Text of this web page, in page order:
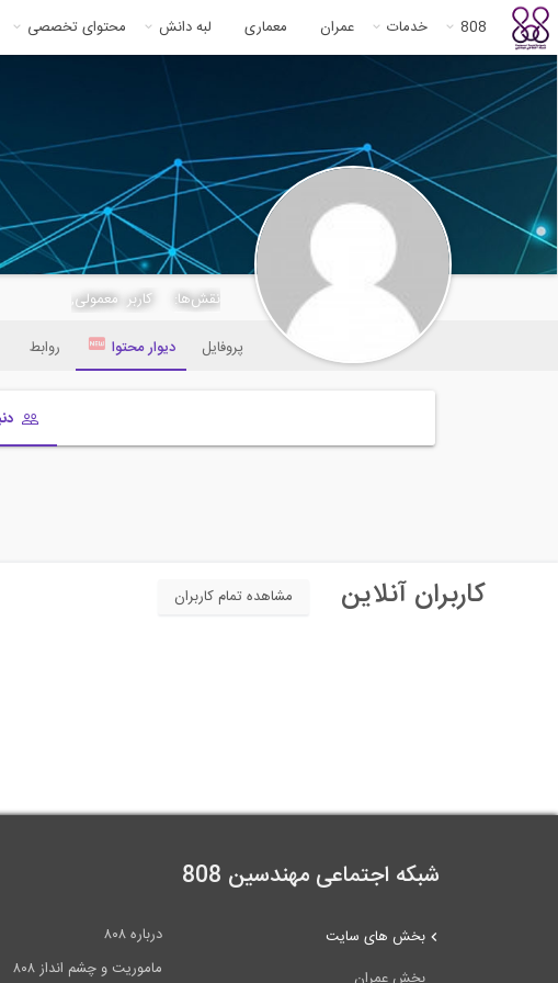
808 خدمات عمران معماری لبه دانش محتوای تخصصی
saramoayer1991
نقش‌ها: کاربر معمولی,
پروفایل
دیوار محتوا روابط
کاربران آنلاین مشاهده تمام کاربران
شبکه اجتماعی مهندسین 808
درباره ۸۰۸
ماموریت و چشم انداز ۸۰۸
بخش های سایت